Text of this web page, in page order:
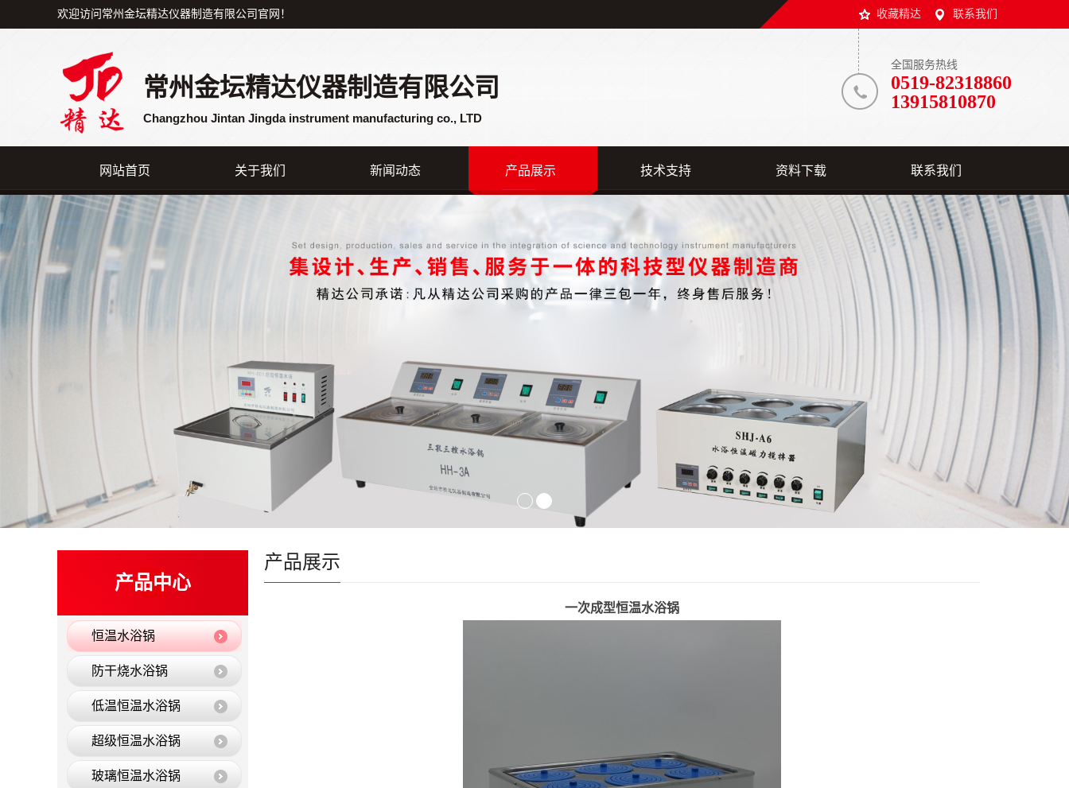
收藏精达 联系我们
欢迎访问常州金坛精达仪器制造有限公司官网！
常州金坛精达仪器制造有限公司
Changzhou Jintan Jingda instrument manufacturing co., LTD
全国服务热线
0519-82318860
13915810870
网站首页 关于我们 新闻动态 产品展示 技术支持 资料下载 联系我们
产品中心
恒温水浴锅
防干烧水浴锅
低温恒温水浴锅
超级恒温水浴锅
玻璃恒温水浴锅
产品展示
一次成型恒温水浴锅